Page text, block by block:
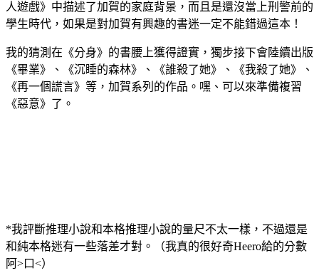
人遊戲》中描述了加賀的家庭背景，而且是還沒當上刑警前的
學生時代，如果是對加賀有興趣的書迷一定不能錯過這本！
我的猜測在《分身》的書腰上獲得證實，獨步接下會陸續出版
《畢業》、《沉睡的森林》、《誰殺了她》、《我殺了她》、
《再一個謊言》等，加賀系列的作品。嘿、可以來準備複習
《惡意》了。
*我評斷推理小說和本格推理小說的量尺不太一樣，不過還是
和純本格迷有一些落差才對。（我真的很好奇Heero給的分數
阿>口<）